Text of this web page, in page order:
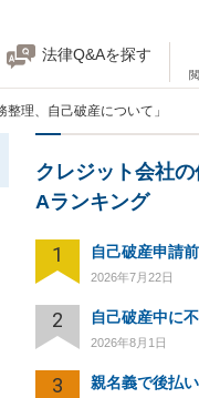
法律Q&Aを探す
整理、自己破産について」
クレジット会社
Aランキング
1 自己破産申請
2026年7月22日
2
2026年8月1日
3